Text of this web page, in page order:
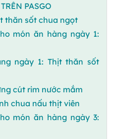
PASGO
thăn sốt chua ngọt
món ăn hàng ngày 1:
ngày 1: Thịt thăn sốt
cút rim nước mắm
chua nấu thịt viên
món ăn hàng ngày 3: